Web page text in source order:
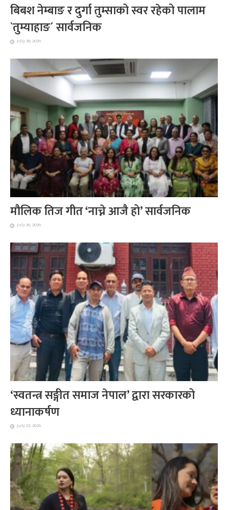
बिबश नेम्बाङ र दुर्गा तुम्साको स्वर रहेको पालाम
`तुम्याहाङ´ सार्वजनिक
July 28, 2026
मौलिक तिज गीत ‘नाच्ने आजै हो’ सार्वजनिक
July 26, 2026
‘स्वतन्त्र सङ्गीत समाज नेपाल’ द्वारा सरकारको
ध्यानाकर्षण
July 25, 2026